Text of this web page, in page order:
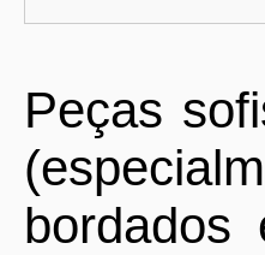
Peças